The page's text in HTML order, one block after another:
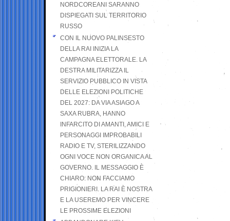
NORDCOREANI SARANNO
DISPIEGATI SUL TERRITORIO
RUSSO
CON IL NUOVO PALINSESTO
DELLA RAI INIZIA LA
CAMPAGNA ELETTORALE. LA
DESTRA MILITARIZZA IL
SERVIZIO PUBBLICO IN VISTA
DELLE ELEZIONI POLITICHE
DEL 2027: DA VIA ASIAGO A
SAXA RUBRA, HANNO
INFARCITO DI AMANTI, AMICI E
PERSONAGGI IMPROBABILI
RADIO E TV, STERILIZZANDO
OGNI VOCE NON ORGANICA AL
GOVERNO. IL MESSAGGIO È
CHIARO: NON FACCIAMO
PRIGIONIERI. LA RAI È NOSTRA
E LA USEREMO PER VINCERE
LE PROSSIME ELEZIONI